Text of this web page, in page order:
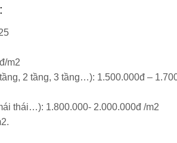
m2
2 tầng, 3 tầng…): 1.500.000đ –
thái…): 1.800.000- 2.000.000đ /m2